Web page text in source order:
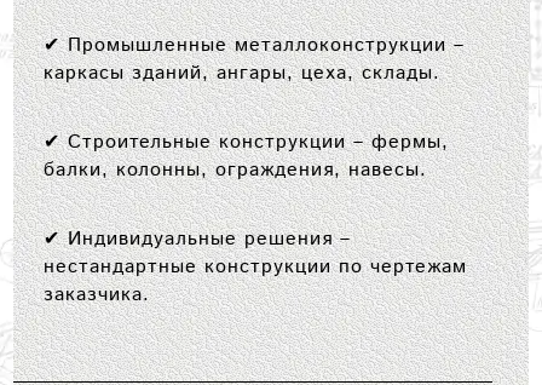
✔Промышленные металлоконструкции–
каркасы зданий, ангары, цеха, склады.
✔Строительные конструкции– фермы,
балки, колонны, ограждения, навесы.
✔Индивидуальные решения–
нестандартные конструкции по чертежам
заказчика.